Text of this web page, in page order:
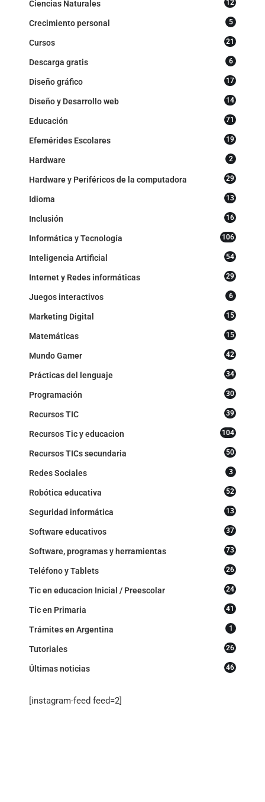
Ciencias Naturales 12
Crecimiento personal 5
Cursos 21
Descarga gratis 6
Diseño gráfico 17
Diseño y Desarrollo web 14
Educación 71
Efemérides Escolares 19
Hardware 2
Hardware y Periféricos de la computadora 29
Idioma 13
Inclusión 16
Informática y Tecnología 106
Inteligencia Artificial 54
Internet y Redes informáticas 29
Juegos interactivos 6
Marketing Digital 15
Matemáticas 15
Mundo Gamer 42
Prácticas del lenguaje 34
Programación 30
Recursos TIC 39
Recursos Tic y educacion 104
Recursos TICs secundaria 50
Redes Sociales 3
Robótica educativa 52
Seguridad informática 13
Software educativos 37
Software, programas y herramientas 73
Teléfono y Tablets 26
Tic en educacion Inicial / Preescolar 24
Tic en Primaria 41
Trámites en Argentina 1
Tutoriales 26
Últimas noticias 46
[instagram-feed feed=2]